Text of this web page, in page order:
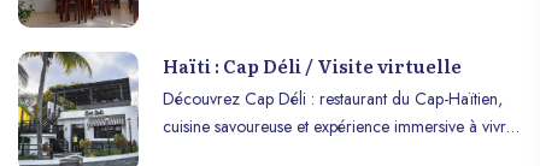
Haïti : Cap Déli / Visite virtuelle
Découvrez Cap Déli : restaurant du Cap-Haïtien,
cuisine savoureuse et expérience immersive à vivre